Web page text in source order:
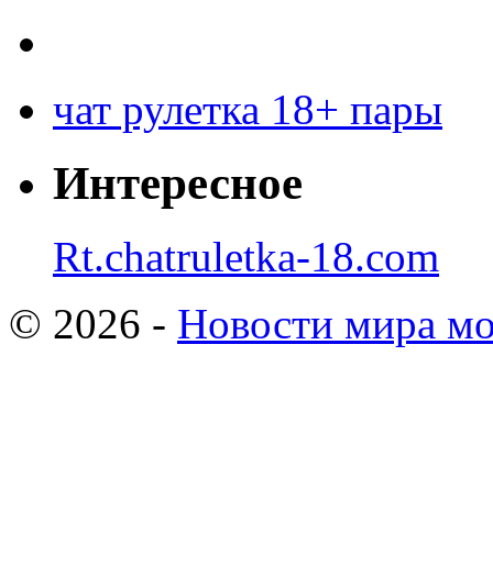
чат рулетка 18+ пары
Интересное
Rt.chatruletka-18.com
© 2026 - Новости мира